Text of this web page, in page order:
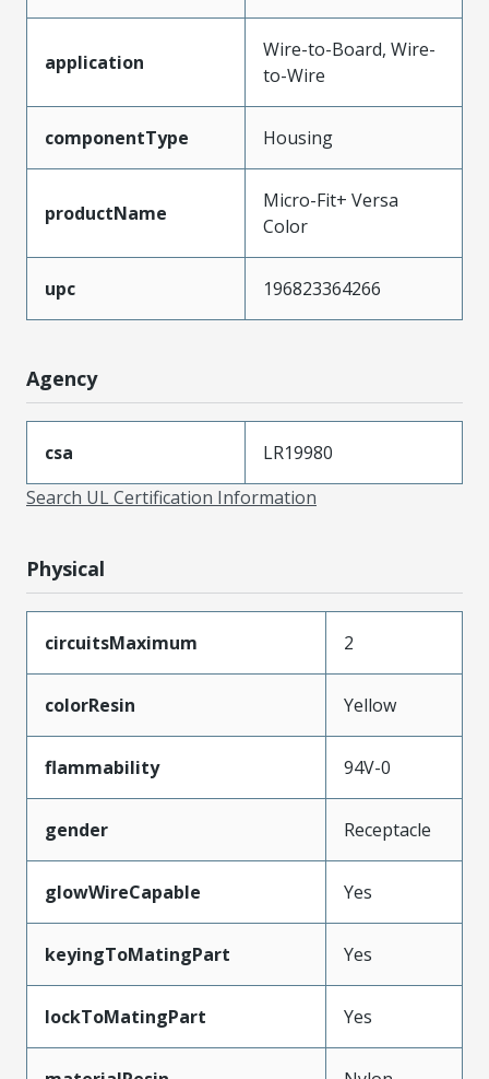
application
Wire-to-Board, Wire-
to-Wire
componentType Housing
productName
Micro-Fit+ Versa
Color
upc 196823364266
Agency
csa
LR19980
Search UL Certification Information
Physical
circuitsMaximum 2
colorResin Yellow
flammability 94V-0
gender Receptacle
glowWireCapable Yes
keyingToMatingPart Yes
lockToMatingPart Yes